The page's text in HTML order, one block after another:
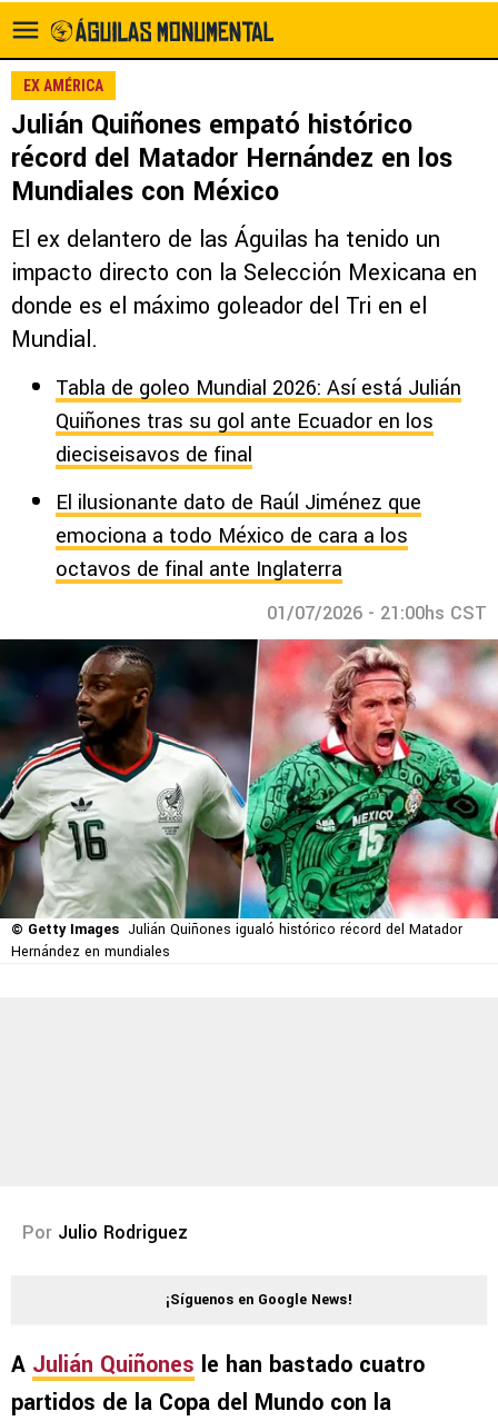
EX AMÉRICA
Julián Quiñones empató histórico
récord del Matador Hernández en los
Mundiales con México
El ex delantero de las Águilas ha tenido un
impacto directo con la Selección Mexicana en
donde es el máximo goleador del Tri en el
Mundial.
Tabla de goleo Mundial 2026: Así está Julián
Quiñones tras su gol ante Ecuador en los
dieciseisavos de final
El ilusionante dato de Raúl Jiménez que
emociona a todo México de cara a los
octavos de final ante Inglaterra
01/07/2026 - 21:00hs CST
© Getty Images Julián Quiñones igualó histórico récord del Matador
Hernández en mundiales
Por Julio Rodriguez
¡Síguenos en Google News!
A Julián Quiñones le han bastado cuatro
partidos de la Copa del Mundo con la